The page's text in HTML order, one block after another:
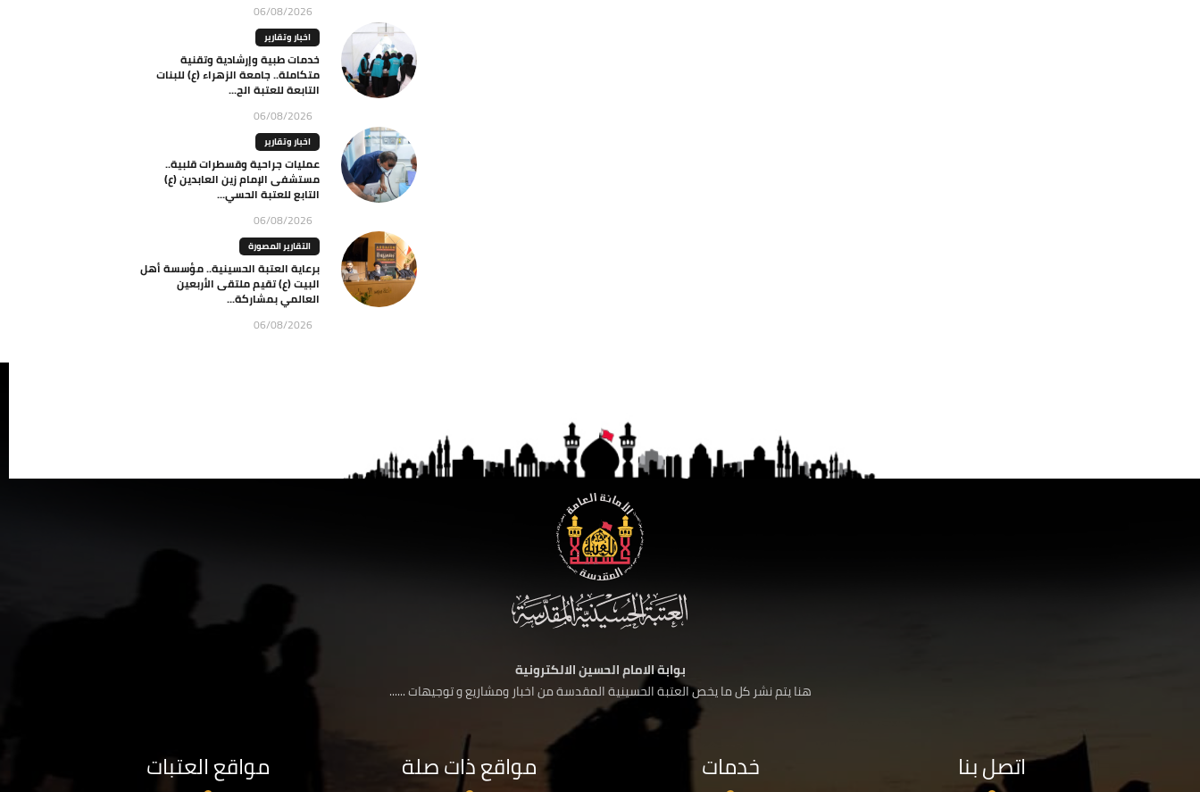
06/08/2026
اخبار وتقارير
خدمات طبية وإرشادية وتقنية
متكاملة.. جامعة الزهراء (ع) للبنات
التابعة للعتبة الح...
06/08/2026
اخبار وتقارير
عمليات جراحية وقسطرات قلبية..
مستشفى الإمام زين العابدين (ع)
التابع للعتبة الحسي...
06/08/2026
التقارير المصورة
برعاية العتبة الحسينية.. مؤسسة أهل
البيت (ع) تقيم ملتقى الأربعين
العالمي بمشاركة...
06/08/2026
بوابة الامام الحسين الالكترونية
هنا يتم نشر كل ما يخص العتبة الحسينية المقدسة من اخبار ومشاريع و توجيهات ......
اتصل بنا خدمات مواقع ذات صلة مواقع العتبات